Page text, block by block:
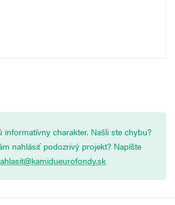
informatívny charakter. Našli ste chybu?
nahlásiť podozrivý projekt? Napíšte